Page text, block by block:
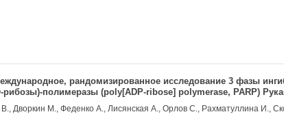
рандомизированное исследование 3 фазы
полимеразы (poly[ADP-ribose] polymerase, PARP)
с химиотерапией при рецидивирующей карциноме яичника с
соматической мутацией BRCA1 или BRCA2